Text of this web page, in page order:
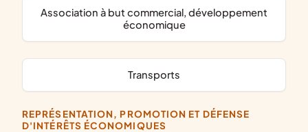
association à but commercial, développement
économique
transports
REPRÉSENTATION, PROMOTION ET DÉFENSE
D'INTÉRÊTS ÉCONOMIQUES